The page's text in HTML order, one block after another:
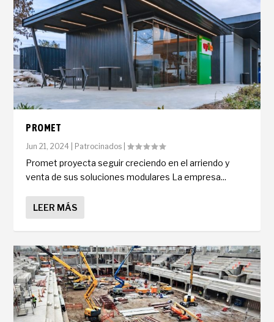
PROMET
Jun 21, 2024 Patrocinados |
Promet proyecta seguir creciendo en el arriendo y
venta de sus soluciones modulares La empresa...
LEER MÁS